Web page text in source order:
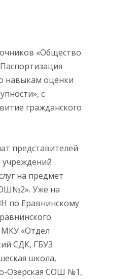
«Общество
навыкам оценки
с
гражданского
представителей
учреждений
на предмет
Уже на
по Еравнинскому
«Отдел
СДК, ГБУЗ
школа,
Озерская СОШ №1,